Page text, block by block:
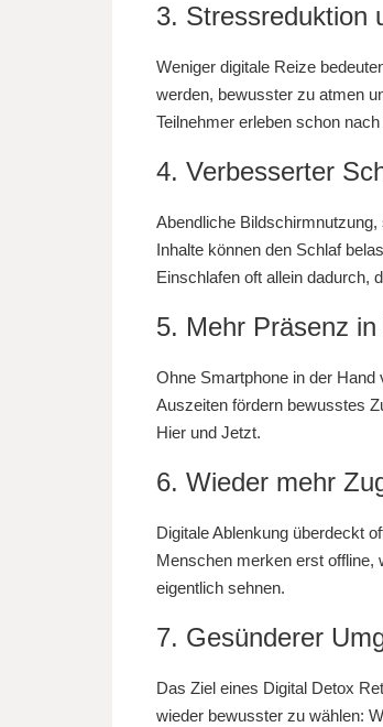
3. Stressreduktion
Weniger digitale Reize
werden, bewusster zu atmen
Teilnehmer erleben schon
4. Verbesserter
Abendliche
Inhalte können den Schlaf
Einschlafen oft allein dadurch,
5. Mehr Präsenz
Ohne Smartphone in der
Auszeiten fördern bewusstes
Hier und Jetzt.
6. Wieder mehr
Digitale Ablenkung überdeckt
Menschen merken erst offline,
eigentlich sehnen.
7. Gesünderer
Das Ziel eines Digital Detox
wieder bewusster zu wählen: